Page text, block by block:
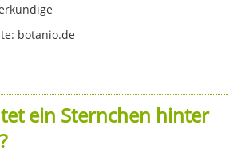
botanio.de
ein Sternchen hinter